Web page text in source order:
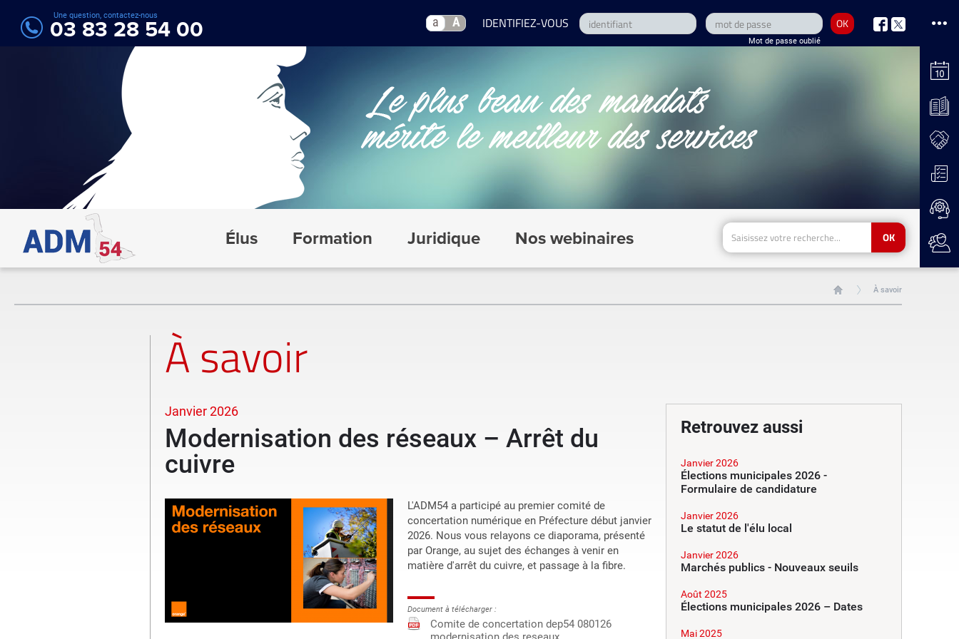
a A OK
Mot de passe oublié
nous
sur
nous
sur
Une question, contactez-nous
03 83 28 54 00
Élus Formation Juridique Nos webinaires OK
À savoir
À savoir
Janvier 2026
Modernisation des réseaux – Arrêt du
cuivre
L'ADM54 a participé au premier comité de
concertation numérique en Préfecture début janvier
2026. Nous vous relayons ce diaporama, présenté
par Orange, au sujet des échanges à venir en
matière d'arrêt du cuivre, et passage à la fibre.
Document à télécharger :
Comite de concertation dep54 080126
Retrouvez aussi
Janvier 2026
Élections municipales 2026 -
Formulaire de candidature
Janvier 2026
Le statut de l'élu local
Janvier 2026
Marchés publics - Nouveaux seuils
Août 2025
Élections municipales 2026 – Dates
Mai 2025